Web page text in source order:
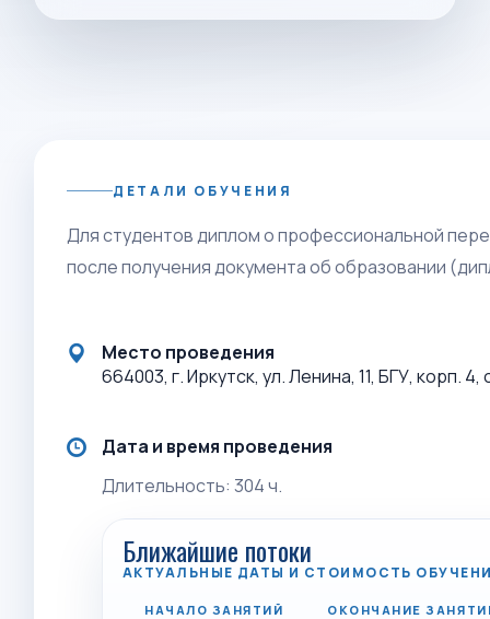
ДЕТАЛИ ОБУЧЕНИЯ
Для студентов диплом о профессиональной
после получения документа об образовании
Место проведения
664003, г. Иркутск, ул. Ленина, 11, БГУ, корп.
Дата и время проведения
Длительность: 304 ч.
Ближайшие потоки
АКТУАЛЬНЫЕ ДАТЫ И СТОИМОСТЬ
НАЧАЛО ЗАНЯТИЙ ОКОНЧАНИЕ